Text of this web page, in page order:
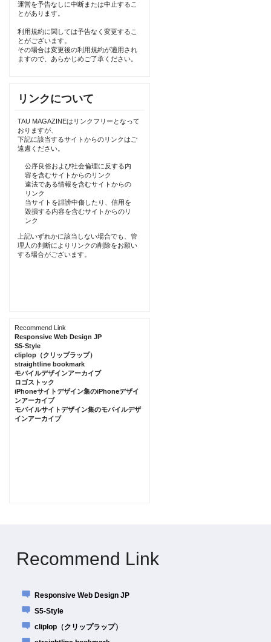
運営を予告なしに中断または中止するこ
とがあります。
利用規約に関しては予告なく変更するこ
とがございます。
その場合は変更後の利用規約が適用され
ますので、あらかじめご了承ください。
リンクについて
TAU MAGAZINEはリンクフリーとなって
おりますが、
下記に該当するサイトからのリンクはご
遠慮ください。
公序良俗および社会倫理に反する内
容を含むサイトからのリンク
違法である情報を含むサイトからの
リンク
当サイトを誹謗中傷したり、信用を
毀損する内容を含むサイトからのリ
ンク
上記いずれかに該当しない場合でも、管
理人の判断によりリンクの削除をお願い
する場合がございます。
Recommend Link
Responsive Web Design JP
S5-Style
cliplop（クリップラップ）
straightline bookmark
モバイルデザインアーカイブ
ロゴストック
iPhoneサイトデザイン集のiPhoneデザイ
ンアーカイブ
モバイルサイトデザイン集のモバイルデザ
インアーカイブ
Recommend Link
Responsive Web Design JP
S5-Style
cliplop（クリップラップ）